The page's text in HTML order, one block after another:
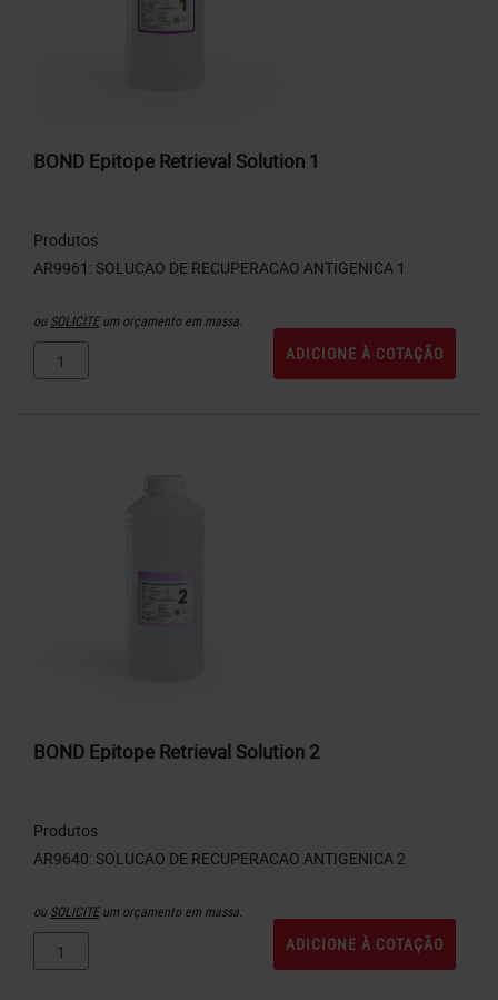
BOND Epitope Retrieval Solution 1
Produtos
ou SOLICITEum orçamento em massa.
ADICIONE À COTAÇÃO
BOND Epitope Retrieval Solution 2
Produtos
ou SOLICITEum orçamento em massa.
ADICIONE À COTAÇÃO